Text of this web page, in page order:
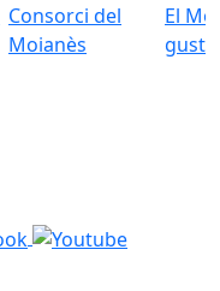
Consorci del
Moianès
El
gust